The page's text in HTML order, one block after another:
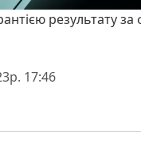
результату
17:46